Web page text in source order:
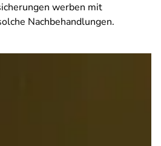
werben mit
Nachbehandlungen.